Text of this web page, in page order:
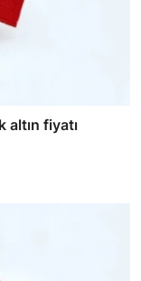
altın fiyatı